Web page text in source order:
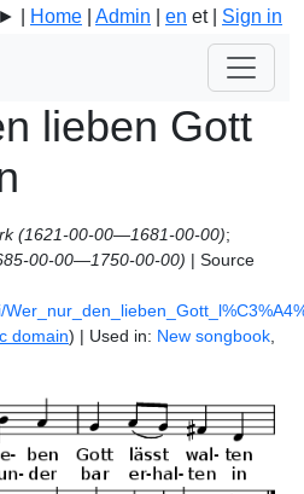
► | Home Admin en et | Sign in
lieben Gott
(1621-00-00—1681-00-00);
00-00—1750-00-00) | Source
domain) | Used in: New songbook